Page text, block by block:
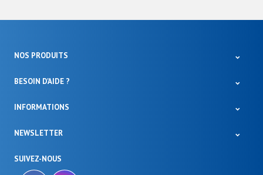
NOS PRODUITS
BESOIN D'AIDE ?
INFORMATIONS
SUIVEZ-NOUS
NEWSLETTER